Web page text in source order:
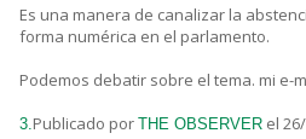
Es una manera de canalizar la
forma numérica en el parlamento.
Podemos debatir sobre el tema. mi e-
3.Publicado por THE OBSERVER el